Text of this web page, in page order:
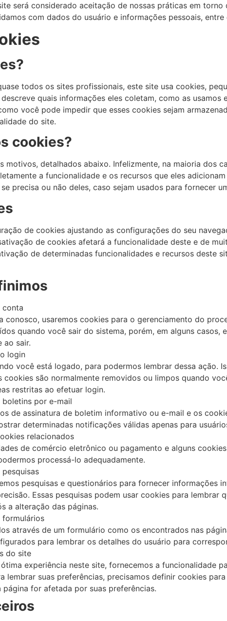
será considerado aceitação de nossas práticas em
com dados do usuário e informações pessoais,
todos os sites profissionais, este site usa cookies,
quais informações eles coletam, como as
você pode impedir que esses cookies sejam
do site.
cookies?
motivos, detalhados abaixo. Infelizmente, na maioria dos
a funcionalidade e os recursos que eles
precisa ou não deles, caso sejam usados ​​para fornecer
de cookies ajustando as configurações do seu
de cookies afetará a funcionalidade deste e de
de determinadas funcionalidades e recursos deste
conta
conosco, usaremos cookies para o gerenciamento do
quando você sair do sistema, porém, em alguns
ao sair.
login
você está logado, para podermos lembrar dessa ação.
cookies são normalmente removidos ou limpos quando
restritas ao efetuar login.
boletins por e-mail
de assinatura de boletim informativo ou e-mail e os
determinadas notificações válidas apenas para
relacionados
de comércio eletrônico ou pagamento e alguns
processá-lo adequadamente.
pesquisas e questionários para fornecer informações
Essas pesquisas podem usar cookies para
a alteração das páginas.
formulários
através de um formulário como os encontrados nas
para lembrar os detalhes do usuário para
do site
experiência neste site, fornecemos a funcionalidade
lembrar suas preferências, precisamos definir cookies
for afetada por suas preferências.